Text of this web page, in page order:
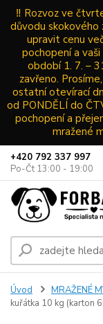
‼️ Rozvoz ve
důvodu skokového
upravit cenu
pochopení a
období 1. 7. –
zavřeno.
ostatní otevírací
od PONDĚLÍ do
pochopení a
mražené
+420 792 337 997
Po-Čt 13:00 - 19:00
Úvod MRAŽENÉ
kuřátka 10 kg (karton